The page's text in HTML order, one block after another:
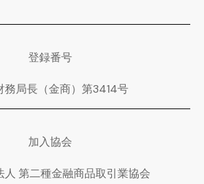
登録番号
務局長（金商）第3414号
加入協会
人 第二種金融商品取引業協会